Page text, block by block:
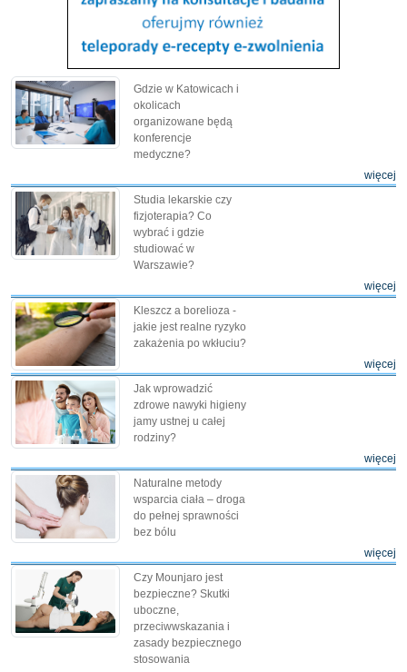
Gdzie w Katowicach i
okolicach
organizowane będą
konferencje
medyczne?
więcej
Studia lekarskie czy
fizjoterapia? Co
wybrać i gdzie
studiować w
Warszawie?
więcej
Kleszcz a borelioza -
jakie jest realne ryzyko
zakażenia po wkłuciu?
więcej
Jak wprowadzić
zdrowe nawyki higieny
jamy ustnej u całej
rodziny?
więcej
Naturalne metody
wsparcia ciała – droga
do pełnej sprawności
bez bólu
więcej
Czy Mounjaro jest
bezpieczne? Skutki
uboczne,
przeciwwskazania i
zasady bezpiecznego
stosowania